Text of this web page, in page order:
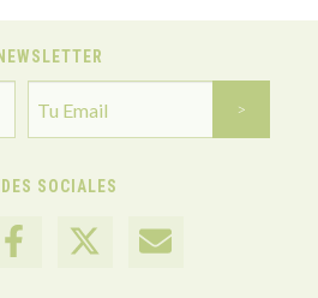
NEWSLETTER
SOCIALES